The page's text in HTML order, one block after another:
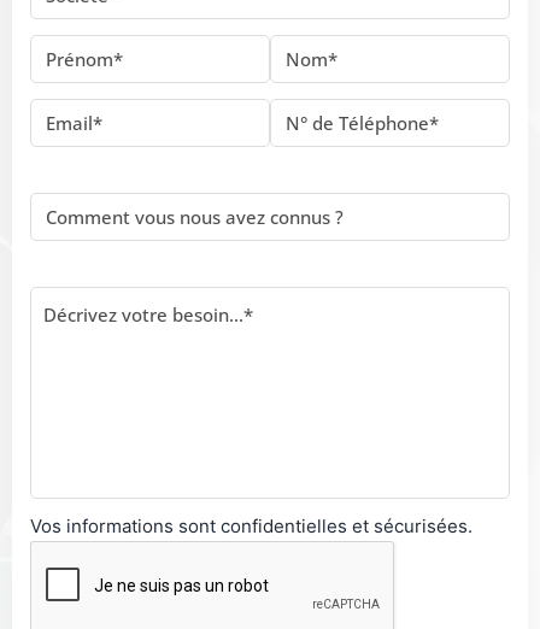
Vos informations sont confidentielles et sécurisées.